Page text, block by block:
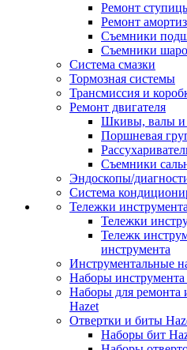
Ремонт
Ремонт
Съемники
Съемники
Система смазки
Тормозная системы
Трансмиссия и
Ремонт двигателя
Шкивы, валы и
Поршневая
Съемники
Эндоскопы/
Система
Тележки
Тележки
Тележк
инструмента
Инструментальные
Наборы инструмента
Наборы для ремонта
Hazet
Отвертки и биты
Наборы бит